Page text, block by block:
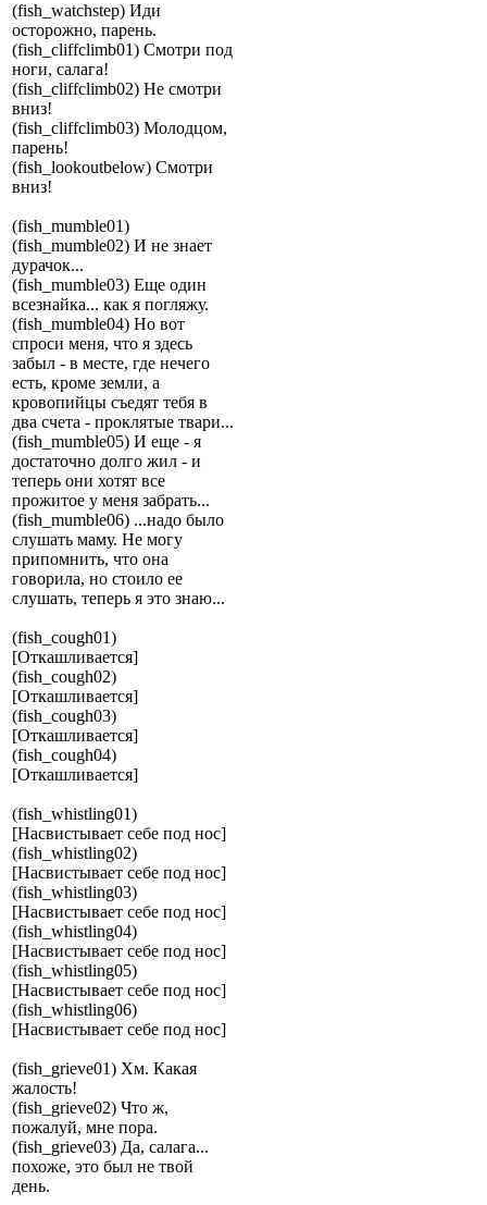
(fish_watchstep) Иди
осторожно, парень.
(fish_cliffclimb01) Смотри под
ноги, салага!
(fish_cliffclimb02) Не смотри
вниз!
(fish_cliffclimb03) Молодцом,
парень!
(fish_lookoutbelow) Смотри
вниз!
(fish_mumble01)
(fish_mumble02) И не знает
дурачок...
(fish_mumble03) Еще один
всезнайка... как я погляжу.
(fish_mumble04) Но вот
спроси меня, что я здесь
забыл - в месте, где нечего
есть, кроме земли, а
кровопийцы съедят тебя в
два счета - проклятые твари...
(fish_mumble05) И еще - я
достаточно долго жил - и
теперь они хотят все
прожитое у меня забрать...
(fish_mumble06) ...надо было
слушать маму. Не могу
припомнить, что она
говорила, но стоило ее
слушать, теперь я это знаю...
(fish_cough01)
[Откашливается]
(fish_cough02)
[Откашливается]
(fish_cough03)
[Откашливается]
(fish_cough04)
[Откашливается]
(fish_whistling01)
[Насвистывает себе под нос]
(fish_whistling02)
[Насвистывает себе под нос]
(fish_whistling03)
[Насвистывает себе под нос]
(fish_whistling04)
[Насвистывает себе под нос]
(fish_whistling05)
[Насвистывает себе под нос]
(fish_whistling06)
[Насвистывает себе под нос]
(fish_grieve01) Хм. Какая
жалость!
(fish_grieve02) Что ж,
пожалуй, мне пора.
(fish_grieve03) Да, салага...
похоже, это был не твой
день.